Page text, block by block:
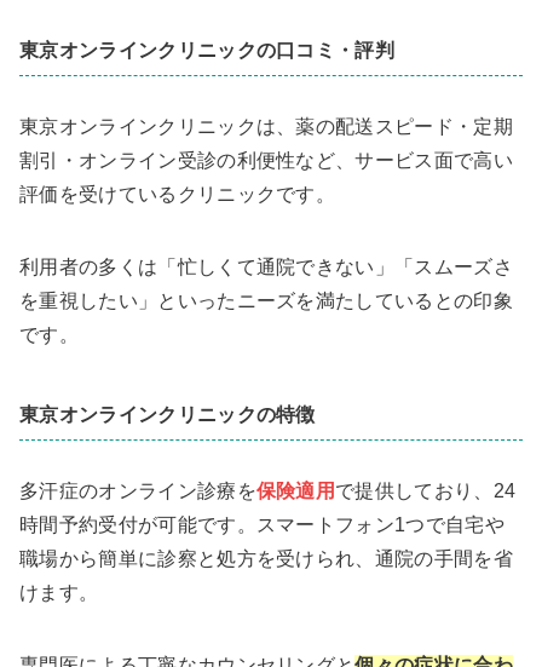
東京オンラインクリニックの口コミ・評判
東京オンラインクリニックは、薬の配送スピード・定期
割引・オンライン受診の利便性など、サービス面で高い
評価を受けているクリニックです。
利用者の多くは「忙しくて通院できない」「スムーズさ
を重視したい」といったニーズを満たしているとの印象
です。
東京オンラインクリニックの特徴
多汗症のオンライン診療を保険適用 で提供しており、24
時間予約受付が可能です。スマートフォン1つで自宅や
職場から簡単に診察と処方を受けられ、通院の手間を省
けます。